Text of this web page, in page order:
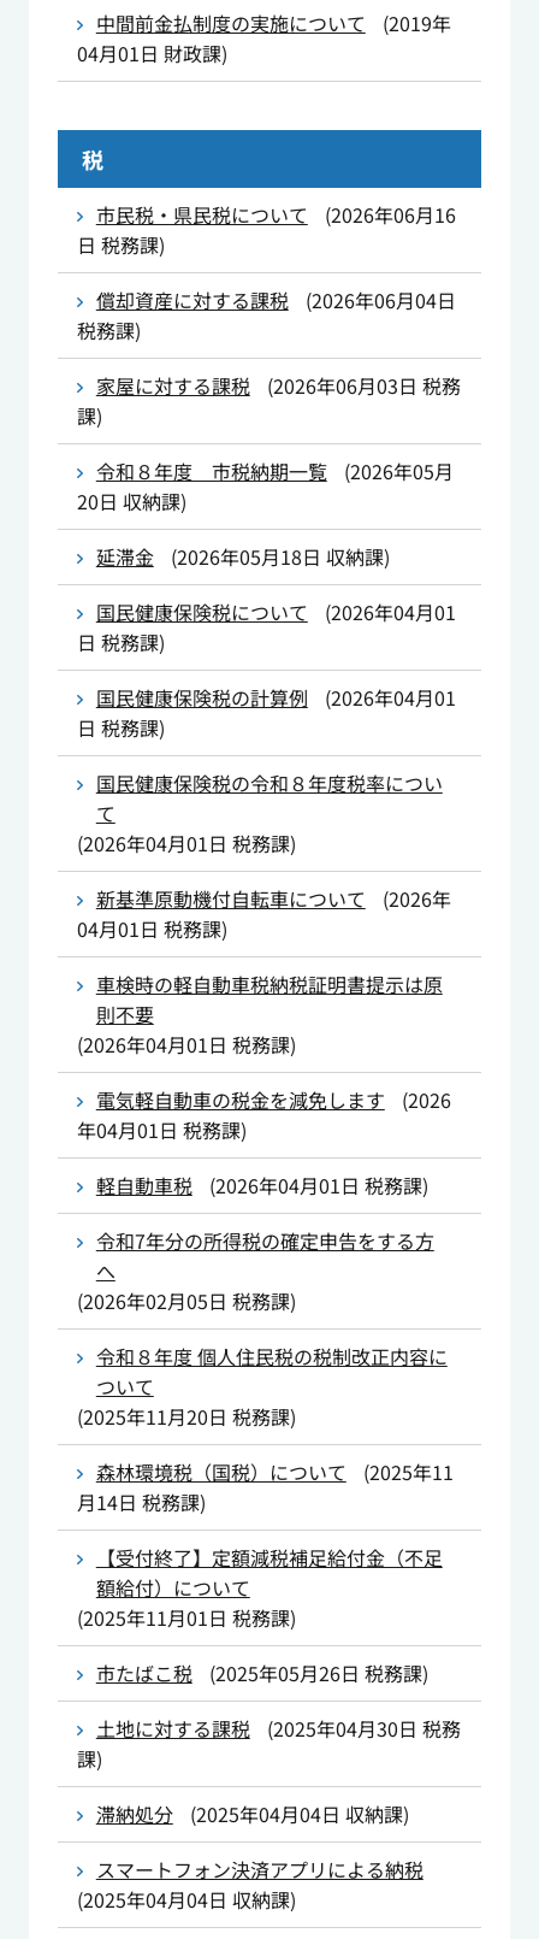
中間前金払制度の実施について
(2019年
04月01日 財政課)
税
市民税・県民税について (2026年06月16
日 税務課)
償却資産に対する課税
(2026年06月04日
税務課)
家屋に対する課税
(2026年06月03日 税務
課)
令和８年度 市税納期一覧
(2026年05月
20日 収納課)
延滞金
(2026年05月18日 収納課)
国民健康保険税について
(2026年04月01
日 税務課)
国民健康保険税の計算例
(2026年04月01
日 税務課)
国民健康保険税の令和８年度税率につい
て
(2026年04月01日 税務課)
新基準原動機付自転車について
(2026年
04月01日 税務課)
車検時の軽自動車税納税証明書提示は原
則不要
(2026年04月01日 税務課)
電気軽自動車の税金を減免します
(2026
年04月01日 税務課)
軽自動車税
(2026年04月01日 税務課)
令和7年分の所得税の確定申告をする方
へ
(2026年02月05日 税務課)
令和８年度 個人住民税の税制改正内容に
ついて
(2025年11月20日 税務課)
森林環境税（国税）について
(2025年11
月14日 税務課)
【受付終了】定額減税補足給付金（不足
額給付）について
(2025年11月01日 税務課)
市たばこ税
(2025年05月26日 税務課)
土地に対する課税
(2025年04月30日 税務
課)
滞納処分
(2025年04月04日 収納課)
スマートフォン決済アプリによる納税
(2025年04月04日 収納課)